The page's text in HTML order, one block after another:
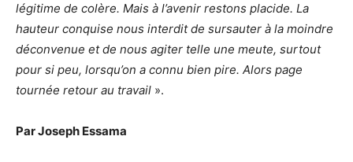
légitime de colère. Mais à l’avenir restons placide. La
hauteur conquise nous interdit de sursauter à la moindre
déconvenue et de nous agiter telle une meute, surtout
pour si peu, lorsqu’on a connu bien pire. Alors page
tournée retour au travail ».
Par Joseph Essama